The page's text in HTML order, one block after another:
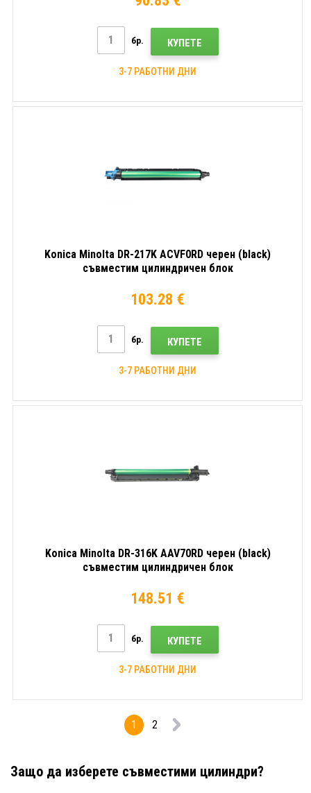
бр. КУПЕТЕ
3-7 РАБОТНИ ДНИ
Konica Minolta DR-217K ACVF0RD черен (black)
съвместим цилиндричен блок
103.28 €
бр. КУПЕТЕ
3-7 РАБОТНИ ДНИ
Konica Minolta DR-316K AAV70RD черен (black)
съвместим цилиндричен блок
148.51 €
бр. КУПЕТЕ
3-7 РАБОТНИ ДНИ
1 2
Защо да изберете съвместими цилиндри?